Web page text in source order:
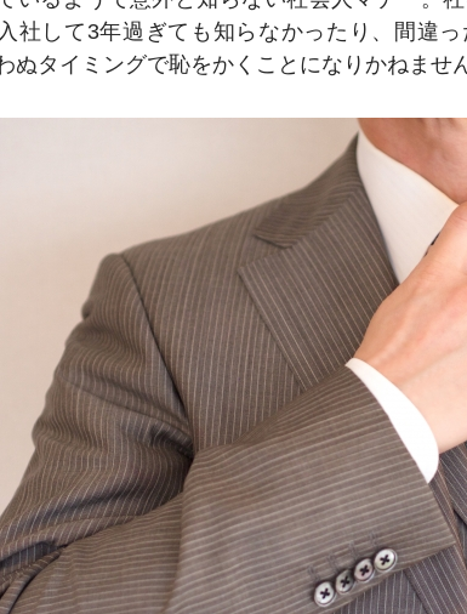
社して3年過ぎても知らなかったり、間違
ぬタイミングで恥をかくことになりかねませ